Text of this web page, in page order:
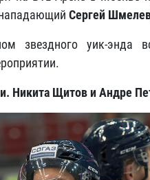
Сергей
звездного уик-энда
Никита Щитов и Андре